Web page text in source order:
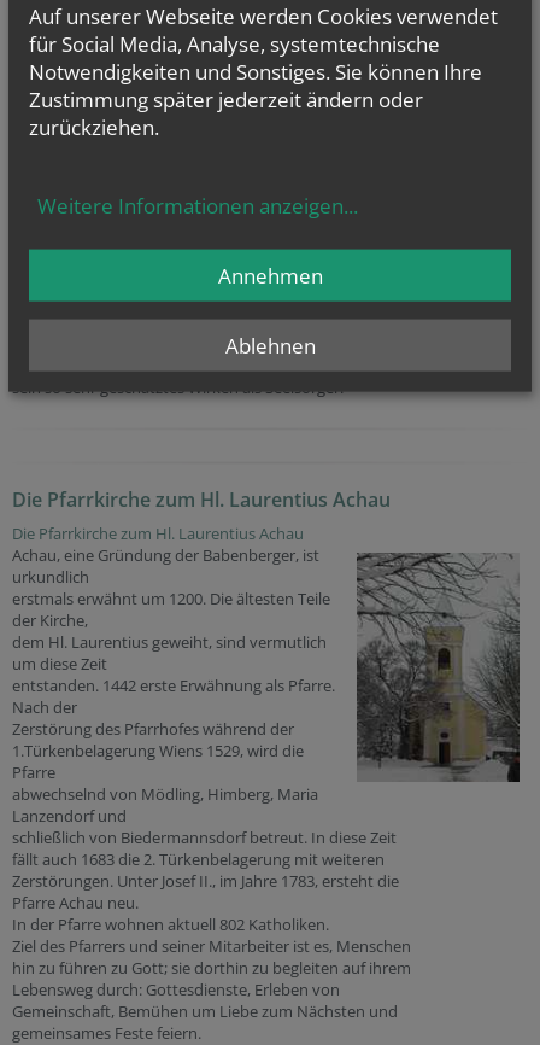
Pfarrer Johann Frühwirth hat unsere Pfarre über 20 Jahre geleitet und
bei uns auch sein goldenes Priesterjubiläum gefeiert. Er hat die
Renovierung unserer Pfarrkirche und den Ausbau unseres Pfarrheims
geleitet. Wir danken unserem Herrn Pfarrer Frühwirt von ganzem
sein so sehr geschätztes Wirken als Seelsorger.
Die Pfarrkirche zum Hl. Laurentius Achau
Die Pfarrkirche zum Hl. Laurentius Achau
Achau, eine Gründung der Babenberger, ist
urkundlich
erstmals erwähnt um 1200. Die ältesten Teile
der Kirche,
dem Hl. Laurentius geweiht, sind vermutlich
um diese Zeit
entstanden. 1442 erste Erwähnung als Pfarre.
Nach der
Zerstörung des Pfarrhofes während der
1.Türkenbelagerung Wiens 1529, wird die
Pfarre
abwechselnd von Mödling, Himberg, Maria
Lanzendorf und
schließlich von Biedermannsdorf betreut. In diese Zeit
fällt auch 1683 die 2. Türkenbelagerung mit weiteren
Zerstörungen. Unter Josef II., im Jahre 1783, ersteht die
Pfarre Achau neu.
In der Pfarre wohnen aktuell 802 Katholiken.
Ziel des Pfarrers und seiner Mitarbeiter ist es, Menschen
hin zu führen zu Gott; sie dorthin zu begleiten auf ihrem
Lebensweg durch: Gottesdienste, Erleben von
Gemeinschaft, Bemühen um Liebe zum Nächsten und
gemeinsames Feste feiern.
Auf unserer Webseite werden Cookies verwendet
für Social Media, Analyse, systemtechnische
Notwendigkeiten und Sonstiges. Sie können Ihre
Zustimmung später jederzeit ändern oder
zurückziehen.
Weitere Informationen anzeigen...
Ablehnen
Annehmen